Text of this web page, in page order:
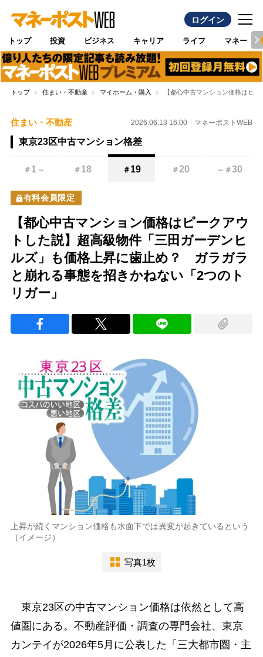
ログイン
トップ 投資 ビジネス キャリア ライフ マネー
トップ 住まい・不動産 マイホーム・購入 【都心中古マンション価格はピ
住まい・不動産 2026.06.13 16:00 マネーポストWEB
東京23区中古マンション格差
＃ 1 ～ ＃ 18 ＃ 19 ＃20 ～ ＃30
有料会員限定
【都心中古マンション価格はピークアウ
トした説】超高級物件「三田ガーデンヒ
ルズ」も価格上昇に歯止め？ ガラガラ
と崩れる事態を招きかねない「2つのト
リガー」
上昇が続くマンション価格も水面下では異変が起きているという
（イメージ）
写真1枚
東京23区の中古マンション価格は依然として高
値圏にある。不動産評価・調査の専門会社、東京
カンテイが2026年5月に公表した「三大都市圏・主